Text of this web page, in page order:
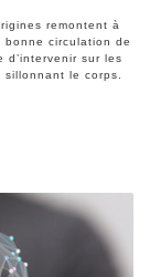
remontent à
circulation de
d’intervenir sur les
sillonnant le corps.